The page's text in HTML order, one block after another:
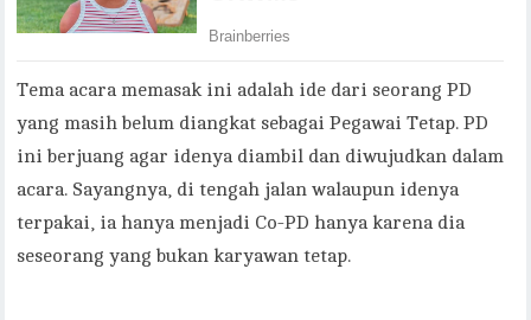
Tema acara memasak ini adalah ide dari seorang PD
yang masih belum diangkat sebagai Pegawai Tetap. PD
ini berjuang agar idenya diambil dan diwujudkan dalam
acara. Sayangnya, di tengah jalan walaupun idenya
terpakai, ia hanya menjadi Co-PD hanya karena dia
seseorang yang bukan karyawan tetap.